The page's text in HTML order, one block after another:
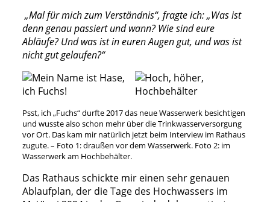
„Mal für mich zum Verständnis“, fragte ich: „Was ist
denn genau passiert und wann? Wie sind eure
Abläufe? Und was ist in euren Augen gut, und was ist
nicht gut gelaufen?“
Psst, ich „Fuchs“ durfte 2017 das neue Wasserwerk besichtigen
und wusste also schon mehr über die Trinkwasserversorgung
vor Ort. Das kam mir natürlich jetzt beim Interview im Rathaus
zugute. – Foto 1: draußen vor dem Wasserwerk. Foto 2: im
Wasserwerk am Hochbehälter.
Das Rathaus schickte mir einen sehr genauen
Ablaufplan, der die Tage des Hochwassers im